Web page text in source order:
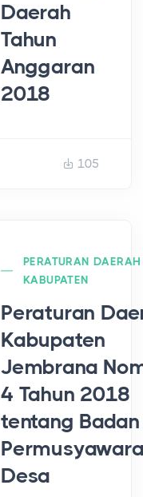
Daerah
Tahun
Anggaran
2018
105
PERATURAN DAERAH
KABUPATEN
Peraturan
Kabupaten
Jembrana
4 Tahun 2018
tentang Badan
Desa